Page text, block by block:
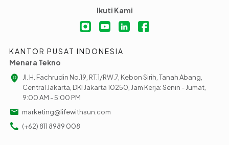
Ikuti Kami
KANTOR PUSAT INDONESIA
Menara Tekno
Jl. H. Fachrudin No.19, RT.1/RW.7, Kebon Sirih, Tanah Abang,
Central Jakarta, DKI Jakarta 10250, Jam Kerja: Senin - Jumat,
9:00 AM - 5:00 PM
marketing@lifewithsun.com
(+62) 811 8989 008